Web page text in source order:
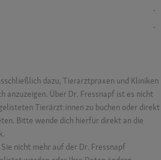
-
-
dazu, Tierarztpraxen und Kliniken
anzuzeigen. Über Dr. Fressnapf ist es nicht
Tierärzt:innen zu buchen oder direkt
Bitte wende dich hierfür direkt an die
nicht mehr auf der Dr. Fressnapf